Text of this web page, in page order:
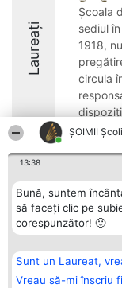
ŞOIMII
13:38
Bună, suntem
să faceți clic pe
corespunzător! 🙂
Sunt un Laureat,
Vreau să-mi înscriu
Laureați
Școala
sediul
1918,
circula
8.3
Organizator Ranking
BRIGHT SOLUTIONS BR SRL
Aleea Timisul De Sus 2 Bl.
Sc. A Et. 4 Ap. 13 Cod
București
tel: +40 770 990 492